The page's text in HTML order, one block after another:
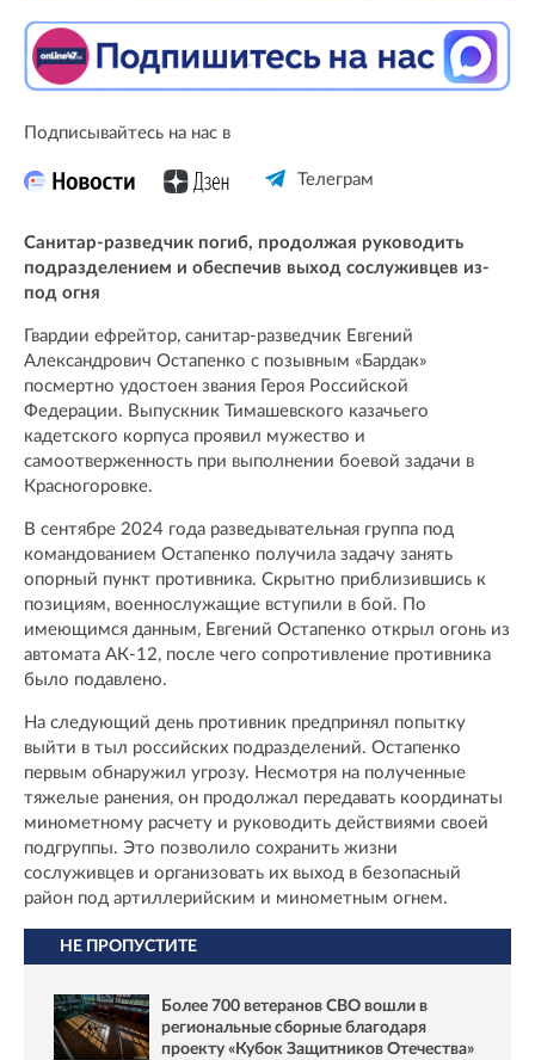
Подписывайтесь на нас в
Телеграм
Санитар-разведчик погиб, продолжая руководить
подразделением и обеспечив выход сослуживцев из-
под огня
Гвардии ефрейтор, санитар-разведчик Евгений
Александрович Остапенко с позывным «Бардак»
посмертно удостоен звания Героя Российской
Федерации. Выпускник Тимашевского казачьего
кадетского корпуса проявил мужество и
самоотверженность при выполнении боевой задачи в
Красногоровке.
В сентябре 2024 года разведывательная группа под
командованием Остапенко получила задачу занять
опорный пункт противника. Скрытно приблизившись к
позициям, военнослужащие вступили в бой. По
имеющимся данным, Евгений Остапенко открыл огонь из
автомата АК-12, после чего сопротивление противника
было подавлено.
На следующий день противник предпринял попытку
выйти в тыл российских подразделений. Остапенко
первым обнаружил угрозу. Несмотря на полученные
тяжелые ранения, он продолжал передавать координаты
минометному расчету и руководить действиями своей
подгруппы. Это позволило сохранить жизни
сослуживцев и организовать их выход в безопасный
район под артиллерийским и минометным огнем.
НЕ ПРОПУСТИТЕ
Более 700 ветеранов СВО вошли в
региональные сборные благодаря
проекту «Кубок Защитников Отечества»